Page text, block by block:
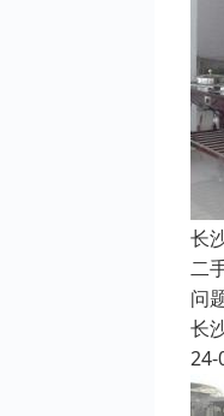
长
二
问
长
24-